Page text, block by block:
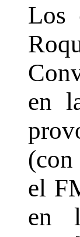
Los
en
el
en